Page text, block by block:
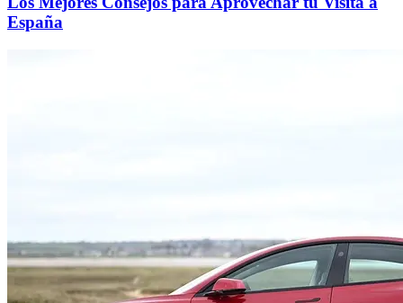
España